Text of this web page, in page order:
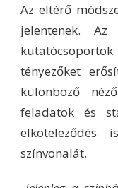
Az eltérő
jelentenek.
tényezőket
különböző
feladatok és
elköteleződés
színvonalát.